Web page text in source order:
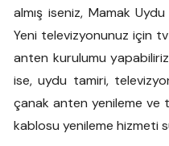
almış iseniz, Mamak
Yeni televizyonunuz için
anten kurulumu
ise, uydu tamiri,
çanak anten yenileme ve
kablosu yenileme hizmeti